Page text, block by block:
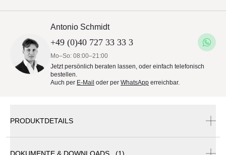
Antonio Schmidt
+49 (0)40 727 33 33 3
Mo–So: 08:00–21:00
Jetzt persönlich beraten lassen, oder einfach telefonisch
bestellen.
Auch per E-Mail oder per WhatsApp erreichbar.
PRODUKTDETAILS
Inkl. Kissen, Verbindungssets und exkl. Schutzhüllen
DOKUMENTE & DOWNLOADS (1)